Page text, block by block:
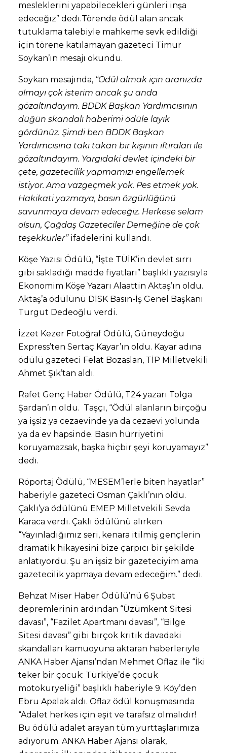
mesleklerini yapabilecekleri günleri inşa
edeceğiz” dedi.Törende ödül alan ancak
tutuklama talebiyle mahkeme sevk edildiği
için törene katılamayan gazeteci Timur
Soykan’ın mesajı okundu.
Soykan mesajında, “Ödül almak için aranızda
olmayı çok isterim ancak şu anda
gözaltındayım. BDDK Başkan Yardımcısının
düğün skandalı haberimi ödüle layık
gördünüz. Şimdi ben BDDK Başkan
Yardımcısına takı takan bir kişinin iftiraları ile
gözaltındayım. Yargıdaki devlet içindeki bir
çete, gazetecilik yapmamızı engellemek
istiyor. Ama vazgeçmek yok. Pes etmek yok.
Hakikati yazmaya, basın özgürlüğünü
savunmaya devam edeceğiz. Herkese selam
olsun, Çağdaş Gazeteciler Derneğine de çok
teşekkürler”ifadelerini kullandı.
Köşe Yazısı Ödülü, “İşte TÜİK’in devlet sırrı
gibi sakladığı madde fiyatları” başlıklı yazısıyla
Ekonomim Köşe Yazarı Alaattin Aktaş’ın oldu.
Aktaş’a ödülünü DİSK Basın-İş Genel Başkanı
Turgut Dedeoğlu verdi.
İzzet Kezer Fotoğraf Ödülü, Güneydoğu
Express’ten Sertaç Kayar’ın oldu. Kayar adına
ödülü gazeteci Felat Bozaslan, TİP Milletvekili
Ahmet Şık’tan aldı.
Rafet Genç Haber Ödülü, T24 yazarı Tolga
Şardan’ın oldu. Taşçı, “Ödül alanların birçoğu
ya işsiz ya cezaevinde ya da cezaevi yolunda
ya da ev hapsinde. Basın hürriyetini
koruyamazsak, başka hiçbir şeyi koruyamayız”
dedi.
Röportaj Ödülü, “MESEM’lerle biten hayatlar”
haberiyle gazeteci Osman Çaklı’nın oldu.
Çaklı’ya ödülünü EMEP Milletvekili Sevda
Karaca verdi. Çaklı ödülünü alırken
“Yayınladığımız seri, kenara itilmiş gençlerin
dramatik hikayesini bize çarpıcı bir şekilde
anlatıyordu. Şu an işsiz bir gazeteciyim ama
gazetecilik yapmaya devam edeceğim.” dedi.
Behzat Miser Haber Ödülü’nü 6 Şubat
depremlerinin ardından “Üzümkent Sitesi
davası”, “Fazilet Apartmanı davası”, “Bilge
Sitesi davası” gibi birçok kritik davadaki
skandalları kamuoyuna aktaran haberleriyle
ANKA Haber Ajansı’ndan Mehmet Oflaz ile “İki
teker bir çocuk: Türkiye’de çocuk
motokuryeliği” başlıklı haberiyle 9. Köy’den
Ebru Apalak aldı. Oflaz ödül konuşmasında
“Adalet herkes için eşit ve tarafsız olmalıdır!
Bu ödülü adalet arayan tüm yurttaşlarımıza
adıyorum. ANKA Haber Ajansı olarak,